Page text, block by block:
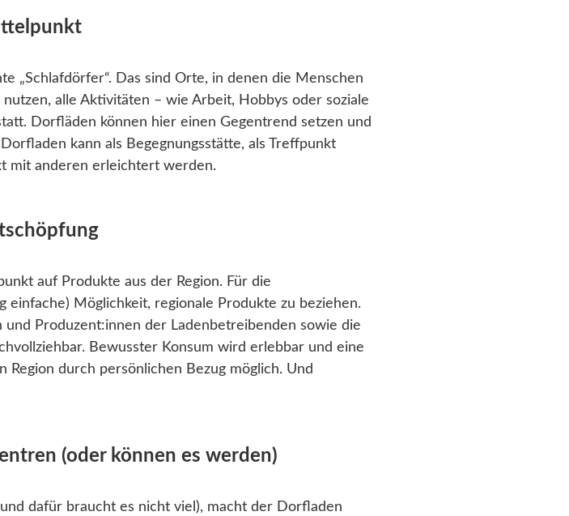
„Schlafdörfer“. Das sind Orte, in denen die Menschen
alle Aktivitäten – wie Arbeit, Hobbys oder soziale
Dorfläden können hier einen Gegentrend setzen und
kann als Begegnungsstätte, als Treffpunkt
mit anderen erleichtert werden.
auf Produkte aus der Region. Für die
einfache) Möglichkeit, regionale Produkte zu beziehen.
Produzent:innen der Ladenbetreibenden sowie die
Bewusster Konsum wird erlebbar und eine
durch persönlichen Bezug möglich. Und
(oder können es werden)
dafür braucht es nicht viel), macht der Dorfladen